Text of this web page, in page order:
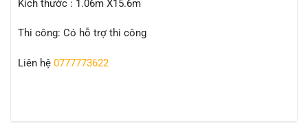
Kích thước : 1.06m X15.6m
Thi công: Có hỗ trợ thi công
Liên hệ 0777773622